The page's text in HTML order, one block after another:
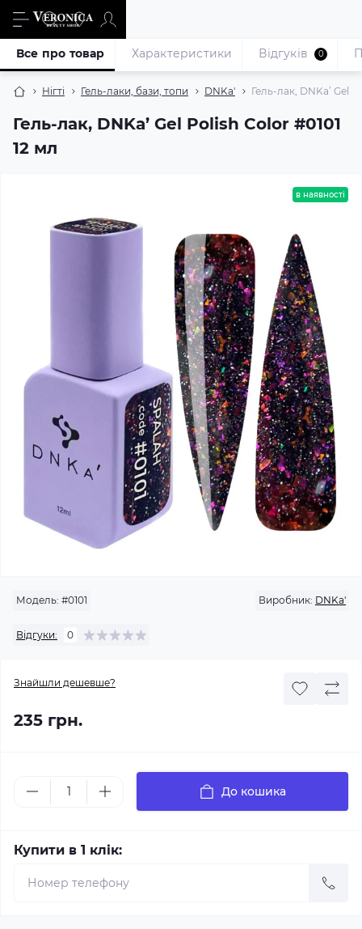
Нігті Гель-лаки, бази, топи DNKa' Гель-лак, DNKa’ Gel
Гель-лак, DNKa’ Gel Polish Color #0101
12 мл
Все про товар Характеристики Відгуків 0
в наявності
Модель: #0101 Виробник: DNKa'
Відгуки: 0
Знайшли дешевше?
235 грн.
До кошика
Купити в 1 клік: